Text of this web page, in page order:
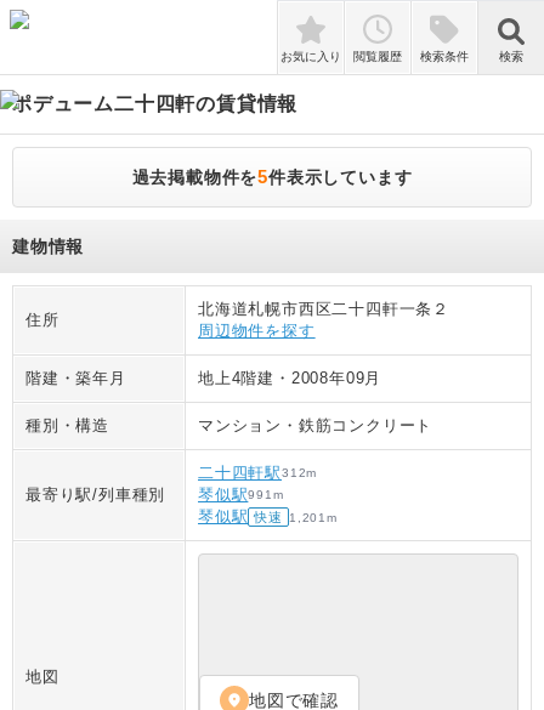
検索
お気に入り 閲覧履歴 検索条件 検索
ポデューム二十四軒の賃貸情報
過去掲載物件を5件表示しています
建物情報
住所
北海道札幌市西区二十四軒一条２
周辺物件を探す
階建・築年月 地上4階建 ・ 2008年09月
種別・構造 マンション ・ 鉄筋コンクリート
最寄り駅/列車種別
二十四軒駅312m
琴似駅991 m
琴似駅 快速 1,201m
地図
location_on 地図で確認